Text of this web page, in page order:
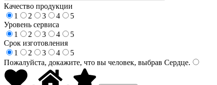
Качество продукции
1
2 3 4
5
Уровень сервиса
1
2 3 4
5
Срок изготовления
1
2 3 4
5
Пожалуйста, докажите, что вы человек, выбрав Сердце.